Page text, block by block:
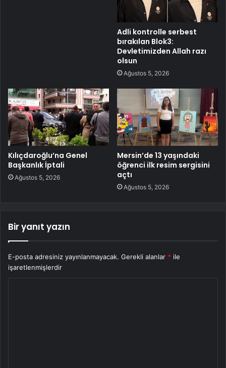
Adli kontrolle serbest
bırakılan Blok3:
Devletimizden Allah razı
olsun
Ağustos 5, 2026
Kılıçdaroğlu’na Genel
Başkanlık İptali
Ağustos 5, 2026
Mersin’de 13 yaşındaki
öğrenci ilk resim sergisini
açtı
Ağustos 5, 2026
Bir yanıt yazın
E-posta adresiniz yayınlanmayacak. Gerekli alanlar * ile
işaretlenmişlerdir